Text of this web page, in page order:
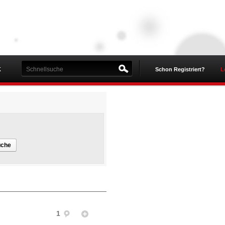
Schon Registriert?
1